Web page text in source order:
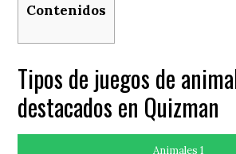
Contenidos
Tipos de juegos de
destacados en Quizman
Animales 1